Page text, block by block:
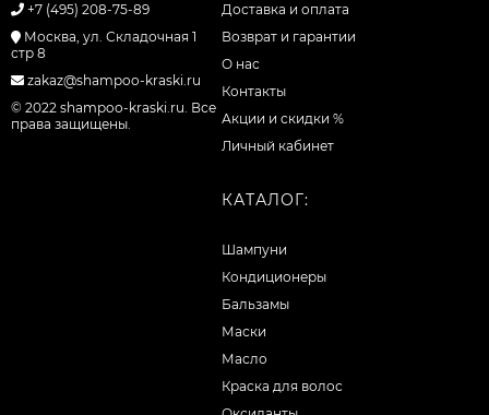
+7 (495) 208-75-89
Москва, ул. Складочная 1
стр 8
zakaz@shampoo-kraski.ru
© 2022 shampoo-kraski.ru. Все
права защищены.
Доставка и оплата
Возврат и гарантии
О нас
Контакты
Акции и скидки %
Личный кабинет
КАТАЛОГ:
Шампуни
Кондиционеры
Бальзамы
Маски
Масло
Краска для волос